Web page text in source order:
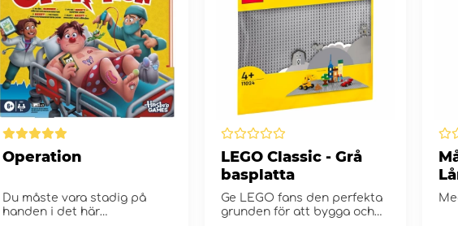
Operation
Du måste vara stadig på
handen i det här
LEGO Classic - Grå
basplatta
Ge LEGO fans den perfekta
grunden för att bygga och